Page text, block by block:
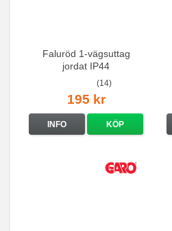
Faluröd 1-vägsuttag
jordat IP44
(14)
195 kr
INFO KÖP